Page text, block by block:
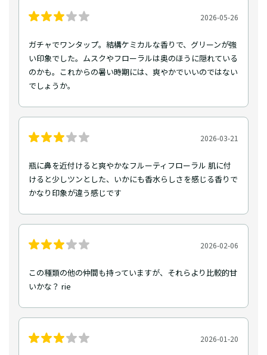
2026-05-26
ガチャでワンタップ。結構ケミカルな香りで、グリーンが強
い印象でした。ムスクやフローラルは奥のほうに隠れている
のかも。これからの暑い時期には、爽やかでいいのではない
でしょうか。
2026-03-21
瓶に鼻を近付けると爽やかなフルーティフローラル 肌に付
けると少しツンとした、いかにも香水らしさを感じる香りで
かなり印象が違う感じです
2026-02-06
この種類の他の仲間も持っていますが、それらより比較的甘
いかな？ rie
2026-01-20